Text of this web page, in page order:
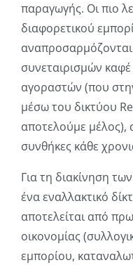
παραγωγής. Οι πιο
διαφορετικού
συνεταιρισμών
αγοραστών (που
μέσω του δικτύου
αποτελούμε μέλος),
συνθήκες κάθε
Για τη διακίνηση
ένα εναλλακτικό
αποτελείται από
οικονομίας
εμπορίου,